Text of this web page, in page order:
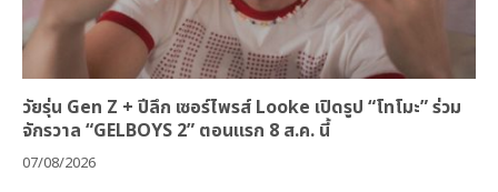
วัยรุ่น Gen Z + ปีลึก เซอร์ไพรส์ Looke เปิดรูป “โทโมะ” ร่วม
จักรวาล “GELBOYS 2” ตอนแรก 8 ส.ค. นี้
07/08/2026